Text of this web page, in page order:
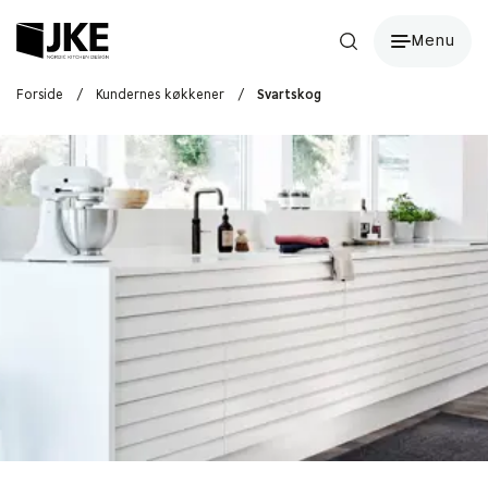
Menu
Forside / Kundernes køkkener / Svartskog